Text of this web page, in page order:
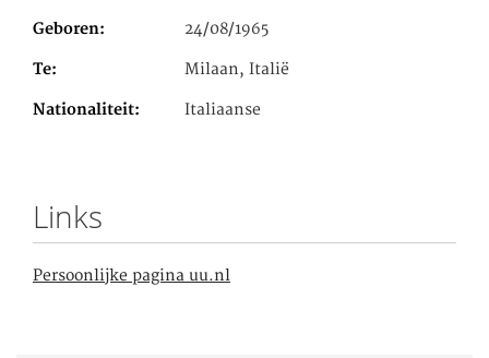
Geboren 24/08/1965
Te Milaan, Italië
Nationaliteit Italiaanse
Links
Persoonlijke pagina uu.nl